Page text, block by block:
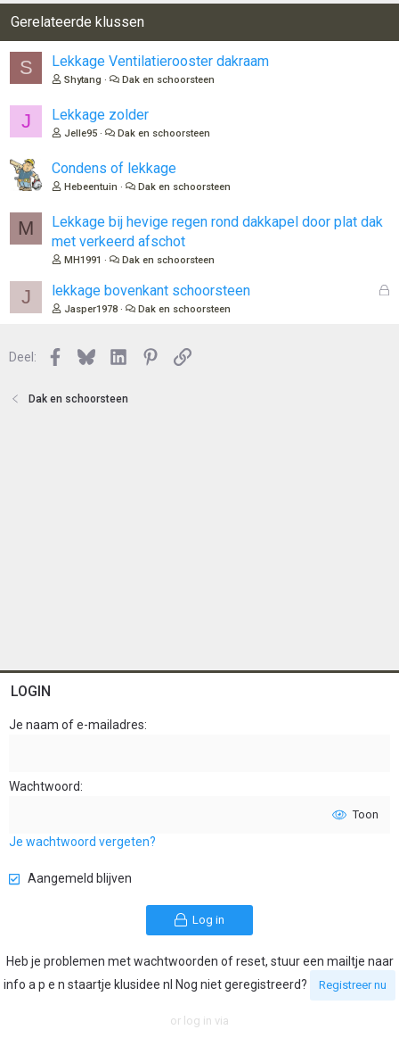
Gerelateerde klussen
S Lekkage Ventilatierooster dakraam
Shytang Dak en schoorsteen
J Lekkage zolder
Jelle95 Dak en schoorsteen
Condens of lekkage
Hebeentuin Dak en schoorsteen
M
Lekkage bij hevige regen rond dakkapel door plat dak
met verkeerd afschot
MH1991 Dak en schoorsteen
J
G
lekkage bovenkant schoorsteen
Jasper1978 Dak en schoorsteen
Deel: Facebook
BlueskyLinkedInPinterest
Link
Dak en schoorsteen
LOGIN
Je naam of e-mailadres
Wachtwoord
Toon
Je wachtwoord vergeten?
Aangemeld blijven
Log in
Heb je problemen met wachtwoorden of reset, stuur een mailtje naar
info a p e n staartje klusidee nl Nog niet geregistreerd?
Registreer nu
or log in via